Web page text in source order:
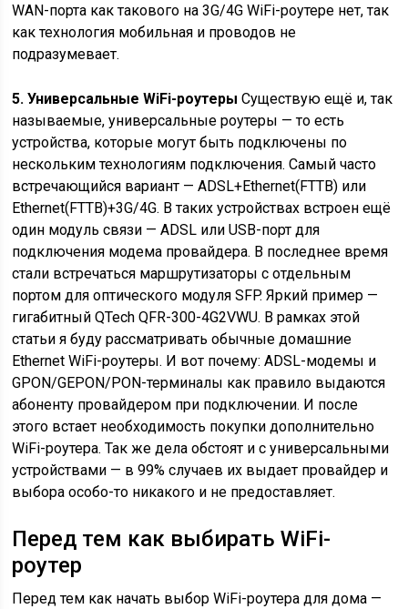
WAN-порта как такового на 3G/4G WiFi-роутере нет, так
как технология мобильная и проводов не
подразумевает.
5. Универсальные WiFi-роутеры Существую ещё и, так
называемые, универсальные роутеры — то есть
устройства, которые могут быть подключены по
нескольким технологиям подключения. Самый часто
встречающийся вариант — ADSL+Ethernet(FTTB) или
Ethernet(FTTB)+3G/4G. В таких устройствах встроен ещё
один модуль связи — ADSL или USB-порт для
подключения модема провайдера. В последнее время
стали встречаться маршрутизаторы с отдельным
портом для оптического модуля SFP. Яркий пример —
гигабитный QTech QFR-300-4G2VWU. В рамках этой
статьи я буду рассматривать обычные домашние
Ethernet WiFi-роутеры. И вот почему: ADSL-модемы и
GPON/GEPON/PON-терминалы как правило выдаются
абоненту провайдером при подключении. И после
этого встает необходимость покупки дополнительно
WiFi-роутера. Так же дела обстоят и с универсальными
устройствами — в 99% случаев их выдает провайдер и
выбора особо-то никакого и не предоставляет.
Перед тем как выбирать WiFi-
роутер
Перед тем как начать выбор WiFi-роутера для дома —